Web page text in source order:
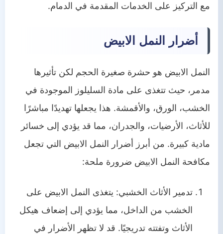
مع التركيز على الخدمات المقدمة في الدمام.
أضرار النمل الابيض
النمل الابيض هو حشرة صغيرة الحجم لكن تأثيرها
مدمر، حيث تتغذى على مادة السليلوز الموجودة في
الخشب، الورق، والأقمشة. هذا يجعلها تهديدًا مباشرًا
للأثاث، الأرضيات، والجدران، مما قد يؤدي إلى خسائر
مادية كبيرة. من أبرز أضرار النمل الابيض التي تجعل
مكافحة النمل الابيض ضرورة ملحة:
تدمير الأثاث الخشبي: يتغذى النمل الابيض على
الخشب من الداخل، مما يؤدي إلى إضعاف هيكل
الأثاث وتفتته تدريجيًا. قد لا تظهر الأضرار في